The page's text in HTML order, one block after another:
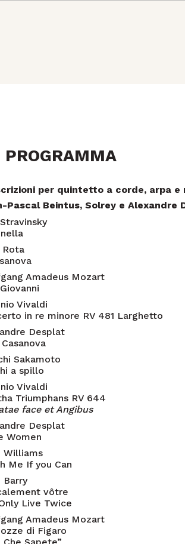
PROGRAMMA
per quintetto a corde, arpa e
Pascal Beintus, Solrey e Alexandre
Rota
Amadeus Mozart
Vivaldi
in re minore RV 481 Larghetto
Desplat
Sakamoto
a spillo
Vivaldi
Triumphans RV 644
face et Angibus
Desplat
Women
Williams
Me If you Can
Barry
vôtre
Live Twice
Amadeus Mozart
di Figaro